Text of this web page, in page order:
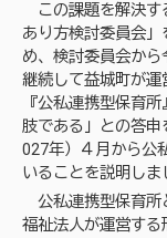
この課題を解決す
あり方検討委員会
め、検討委員会か
継続して益城町が運
『公私連携型保育
肢である」との答
027年）４月から公
いることを説明しま
公私連携型保育所
福祉法人が運営す